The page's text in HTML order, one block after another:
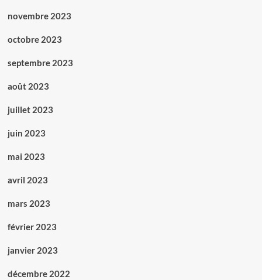
novembre 2023
octobre 2023
septembre 2023
août 2023
juillet 2023
juin 2023
mai 2023
avril 2023
mars 2023
février 2023
janvier 2023
décembre 2022